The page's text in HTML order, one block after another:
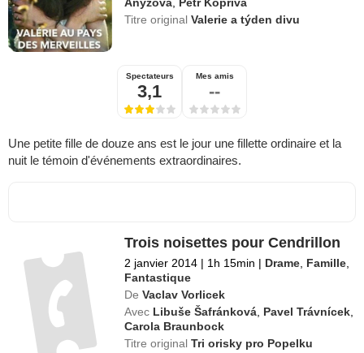
Anýzová, Petr Kopriva
Titre original Valerie a týden divu
Spectateurs
3,1
Mes amis
--
Une petite fille de douze ans est le jour une fillette ordinaire et la
nuit le témoin d'événements extraordinaires.
Trois noisettes pour Cendrillon
2 janvier 2014 1h 15min Drame, Famille,
Fantastique
De Vaclav Vorlicek
Avec Libuše Šafránková, Pavel Trávnícek,
Carola Braunbock
Titre original Tri orisky pro Popelku